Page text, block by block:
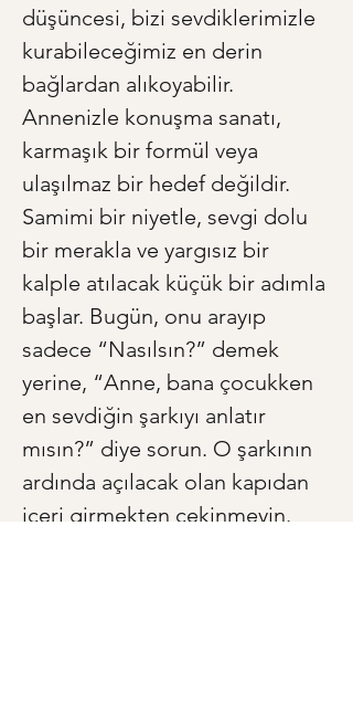
düşüncesi, bizi sevdiklerimizle
kurabileceğimiz en derin
bağlardan alıkoyabilir.
Annenizle konuşma sanatı,
karmaşık bir formül veya
ulaşılmaz bir hedef değildir.
Samimi bir niyetle, sevgi dolu
bir merakla ve yargısız bir
kalple atılacak küçük bir adımla
başlar. Bugün, onu arayıp
sadece “Nasılsın?” demek
yerine, “Anne, bana çocukken
en sevdiğin şarkıyı anlatır
mısın?” diye sorun. O şarkının
ardında açılacak olan kapıdan
içeri girmekten çekinmeyin.